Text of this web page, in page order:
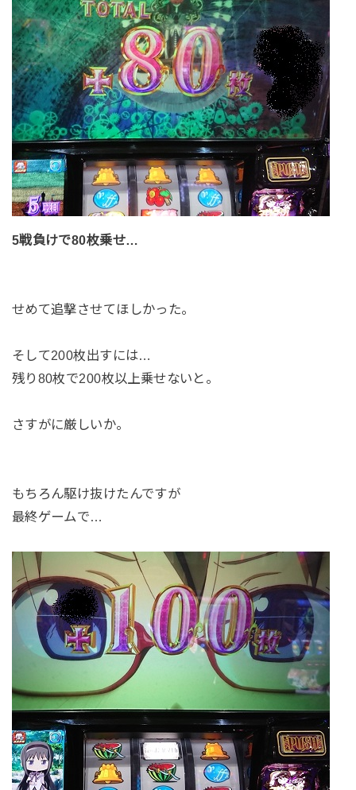
5戦負けで80枚乗せ…
せめて追撃させてほしかった。
そして200枚出すには…
残り80枚で200枚以上乗せないと。
さすがに厳しいか。
もちろん駆け抜けたんですが
最終ゲームで…